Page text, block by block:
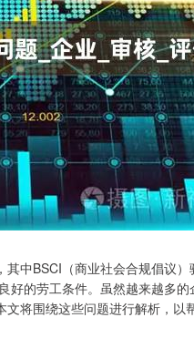
中BSCI（商业社会合规倡议
好的劳工条件。虽然越来越多
将围绕这些问题进行解析，以
沪深300 4694.44